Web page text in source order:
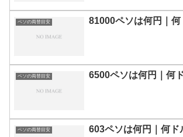
ペソの両替目安 81000ペソは何円｜何
ペソの両替目安 6500ペソは何円｜何
ペソの両替目安 603ペソは何円｜何ド